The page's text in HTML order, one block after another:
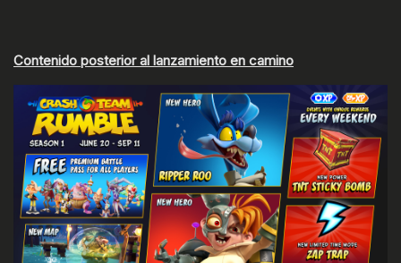
Contenido posterior al lanzamiento en camino